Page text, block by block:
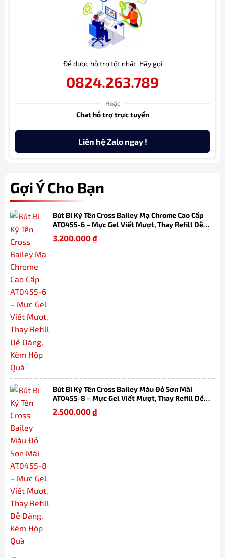
Để được hỗ trợ tốt nhất. Hãy gọi
0824.263.789
Hoặc
Chat hỗ trợ trực tuyến
Liên hệ Zalo ngay !
Gợi Ý Cho Bạn
Bút Bi Ký Tên Cross Bailey Mạ Chrome Cao Cấp
AT0455-6 – Mực Gel Viết Mượt, Thay Refill Dễ
Dàng, Kèm Hộp Quà
3.200.000₫
Bút Bi Ký Tên Cross Bailey Màu Đỏ Sơn Mài
AT0455-8 – Mực Gel Viết Mượt, Thay Refill Dễ
Dàng, Kèm Hộp Quà
2.500.000₫